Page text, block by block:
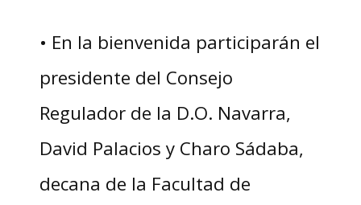
• En la bienvenida participarán el
presidente del Consejo
Regulador de la D.O. Navarra,
David Palacios y Charo Sádaba,
decana de la Facultad de